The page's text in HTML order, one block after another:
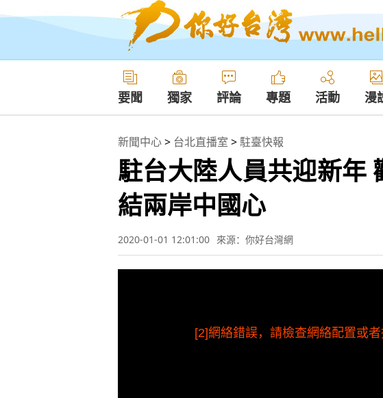
要聞 獨家 評論 專題 活動 漫
新聞中心> 台北直播室 >駐臺快報
駐台大陸人員共迎新年
結兩岸中國心
2020-01-01 12:01:00 來源：你好台灣網
[2]網絡錯誤，請檢查網絡配置或